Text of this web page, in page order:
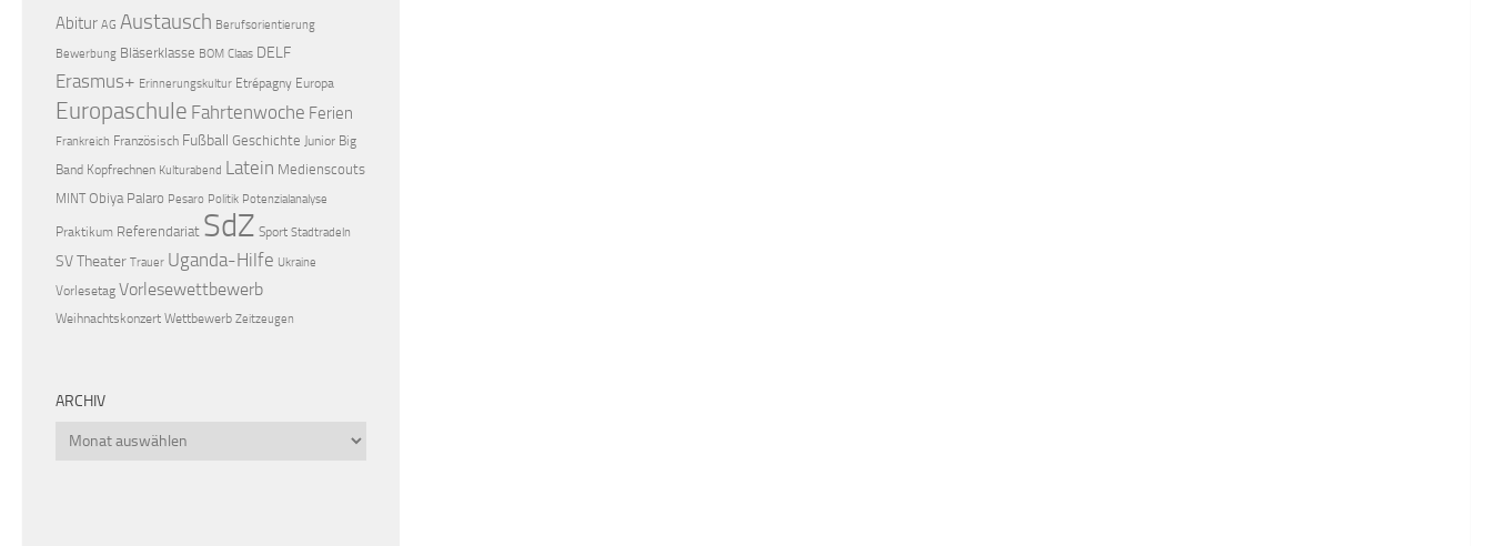
Abitur AG Austausch Berufsorientierung
Bewerbung Bläserklasse BOM Claas DELF
Erasmus+ Erinnerungskultur Etrépagny Europa
Europaschule Fahrtenwoche Ferien
Frankreich Französisch Fußball Geschichte Junior Big
Band Kopfrechnen Kulturabend Latein Medienscouts
MINT Obiya Palaro Pesaro Politik Potenzialanalyse
Praktikum Referendariat SdZ Sport Stadtradeln
SVTheater Trauer Uganda-Hilfe Ukraine
Vorlesetag Vorlesewettbewerb
Weihnachtskonzert Wettbewerb Zeitzeugen
ARCHIV